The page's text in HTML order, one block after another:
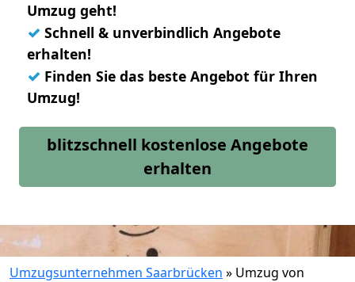
Umzug geht!
✓ Schnell & unverbindlich Angebote
erhalten!
✓ Finden Sie das beste Angebot für Ihren
Umzug!
blitzschnell kostenlose Angebote
erhalten
Umzugsunternehmen Saarbrücken » Umzug von